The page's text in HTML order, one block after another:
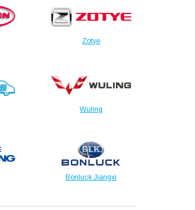
Zotye
Wuling
Bonluck Jiangxi